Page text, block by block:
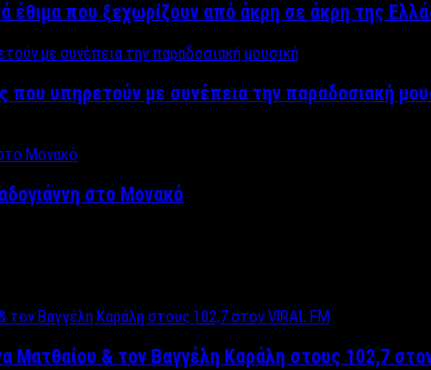
που ξεχωρίζουν από άκρη σε άκρη της
υπηρετούν με συνέπεια την παραδοσιακή
στο Μονακό
Ματθαίου & τον Βαγγέλη Καράλη στους 102,7